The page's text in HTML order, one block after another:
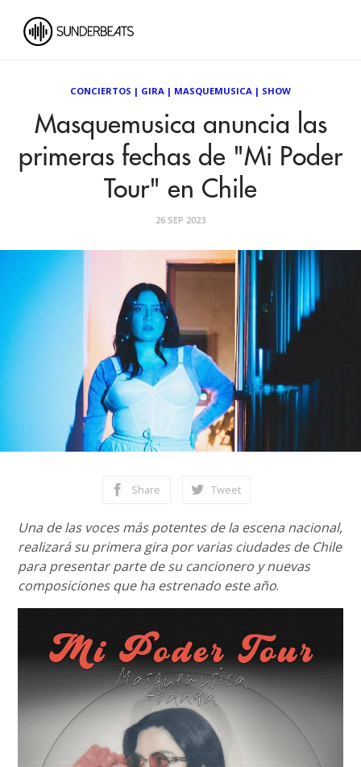
CONCIERTOS | GIRA | MASQUEMUSICA | SHOW
Masquemusica anuncia las
primeras fechas de "Mi Poder
Tour" en Chile
26 SEP 2023
Share Tweet
Una de las voces más potentes de la escena nacional,
realizará su primera gira por varias ciudades de Chile
para presentar parte de su cancionero y nuevas
composiciones que ha estrenado este año.